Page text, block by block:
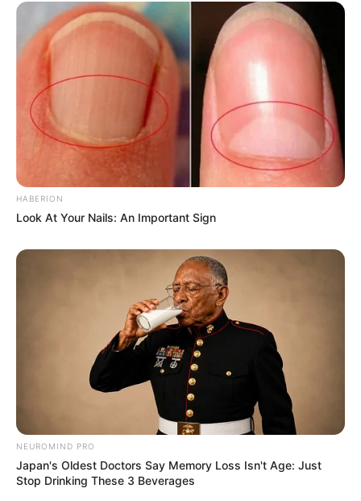
HABERION
Look At Your Nails: An Important Sign
NEUROMIND PRO
Japan's Oldest Doctors Say Memory Loss Isn't Age: Just
Stop Drinking These 3 Beverages